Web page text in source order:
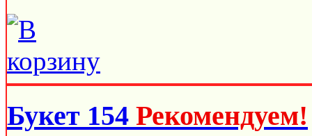
Букет 154 Рекомендуем!